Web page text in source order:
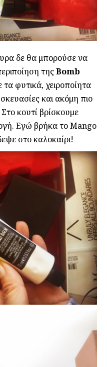
δε θα μπορούσε να
τηςBomb
τα φυτικά, χειροποίητα
και ακόμη πιο
κουτί βρίσκουμε
Εγώ βρήκα το Mango
στο καλοκαίρι!